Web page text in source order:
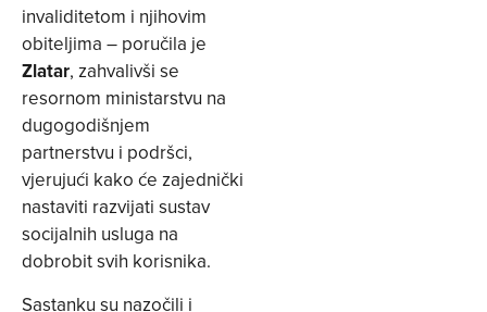
invaliditetom i njihovim
obiteljima – poručila je
Zlatar, zahvalivši se
resornom ministarstvu na
dugogodišnjem
partnerstvu i podršci,
vjerujući kako će zajednički
nastaviti razvijati sustav
socijalnih usluga na
dobrobit svih korisnika.
Sastanku su nazočili i